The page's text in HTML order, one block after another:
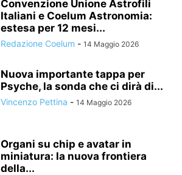
Convenzione Unione Astrofili
Italiani e Coelum Astronomia:
estesa per 12 mesi...
Redazione Coelum - 14 Maggio 2026
Nuova importante tappa per
Psyche, la sonda che ci dirà di...
Vincenzo Pettina - 14 Maggio 2026
Organi su chip e avatar in
miniatura: la nuova frontiera
della...